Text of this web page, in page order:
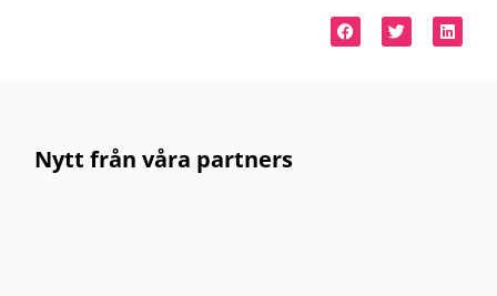
Nytt från våra partners